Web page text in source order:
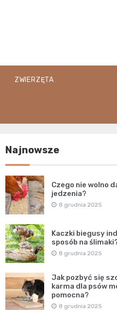
ZWIERZĘTA
Najnowsze
Czego nie wolno
jedzenia?
8 grudnia 2025
Kaczki biegusy
sposób na
8 grudnia 2025
Jak pozbyć się
karma dla psów
pomocna?
8 grudnia 2025